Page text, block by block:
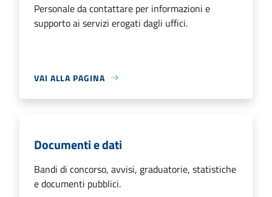
Personale da contattare per informazioni e
supporto ai servizi erogati dagli uffici.
VAI ALLA PAGINA
Documenti e dati
Bandi di concorso, avvisi, graduatorie, statistiche
e documenti pubblici.